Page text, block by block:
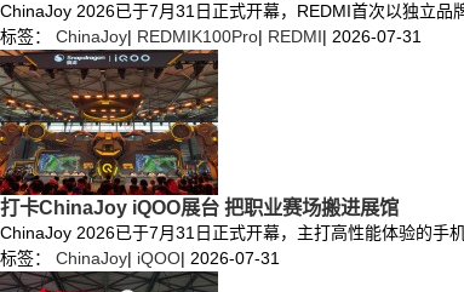
ChinaJoy 2026已于7月31日正式开幕，REDMI首次以独立品
标签： ChinaJoy| REDMIK100Pro| REDMI| 2026-07-31
打卡ChinaJoy iQOO展台 把职业赛场搬进展馆
ChinaJoy 2026已于7月31日正式开幕，主打高性能体验的手
标签： ChinaJoy| iQOO| 2026-07-31